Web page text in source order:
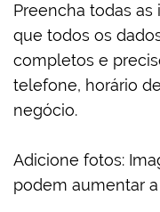
Preencha todas
que todos os
completos e
telefone, horário
negócio.
Adicione fotos:
podem aumentar